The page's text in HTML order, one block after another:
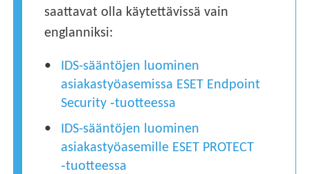
saattavat olla käytettävissä vain
englanniksi:
IDS-sääntöjen luominen
asiakastyöasemissa ESET Endpoint
Security ‑tuotteessa
IDS-sääntöjen luominen
asiakastyöasemille ESET PROTECT
‑tuotteessa